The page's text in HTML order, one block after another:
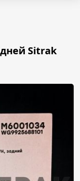
Sitrak